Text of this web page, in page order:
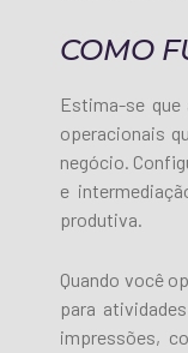
COMO
Estima-se
operacionais
negócio.
e
produtiva.
Quando você
para
impressões,